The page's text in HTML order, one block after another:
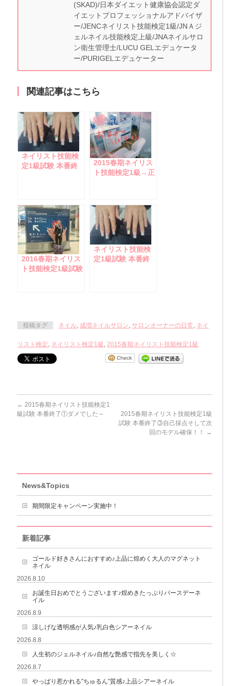
(SKAD)/日本ダイエット健康協会認定ダ
イエットプロフェッショナルアドバイザ
ー/JENCネイリスト技能検定1級/JNＡジ
ェルネイル技能検定上級/JNAネイルサロ
ン衛生管理士/LUCU GELエデュケータ
ー/PURIGELエデュケーター
関連記事はこちら
ネイリスト技能検
定1級試験 本番終
2015春期ネイリス
ト技能検定1級→正
2016春期ネイリス
ト技能検定1級試験
ネイリスト技能検
定1級試験 本番終
投稿タグ ネイル, 成増ネイルサロン,サロンオーナーの日常, ネイ
リスト検定, ネイリスト検定1級 ,2015春期ネイリスト技能検定1級
← 2015春期ネイリスト技能検定1
級試験 本番終了①ダメでした～
2015春期ネイリスト技能検定1級
試験 本番終了③自己採点そして次
回のモデル確保！！
→
News&Topics
期間限定キャンペーン実施中！
新着記事
ゴールド好きさんにおすすめ♪上品に煌めく大人のマグネット
ネイル
2026.8.10
お誕生日おめでとうございます♪煌めきたっぷりバースデーネ
イル
2026.8.9
涼しげな透明感が人気♪乳白色シアーネイル
2026.8.8
人生初のジェルネイル♪自然な艶感で指先を美しく☆
2026.8.7
やっぱり惹かれる”ちゅるん”質感♪上品シアーネイル